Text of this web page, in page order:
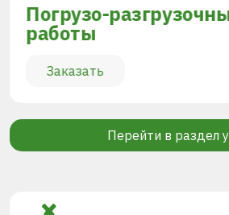
Погрузо-
работы
Заказать
Перейти в раздел